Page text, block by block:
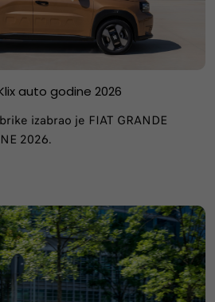
auto godine 2026
izabrao je FIAT GRANDE
2026.